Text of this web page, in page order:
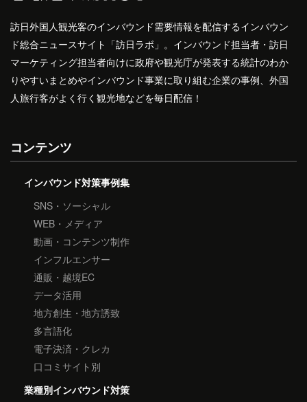
訪日外国人観光客のインバウンド需要情報を配信するインバウン
ド総合ニュースサイト「訪日ラボ」。インバウンド担当者・訪日
マーケティング担当者向けに政府や観光庁が発表する統計のわか
りやすいまとめやインバウンド事業に取り組む企業の事例、外国
人旅行客がよく行く観光地などを毎日配信！
コンテンツ
インバウンド対策事例集
SNS・ソーシャル
WEB・メディア
動画・コンテンツ制作
インフルエンサー
通販・越境EC
データ活用
地方創生・地方誘致
多言語化
電子決済・クレカ
口コミサイト別
業種別インバウンド対策